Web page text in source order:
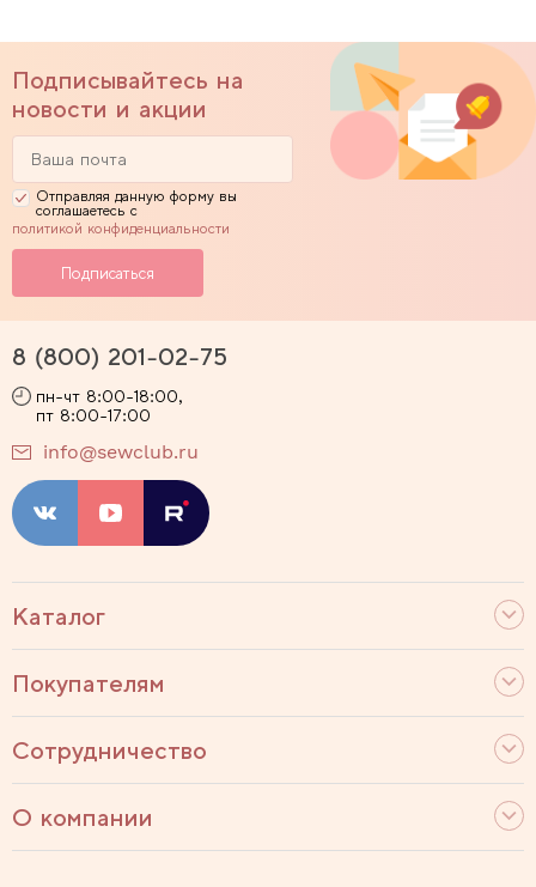
Подписывайтесь на
новости и акции
Отправляя данную форму вы
соглашаетесь с
политикой конфиденциальности
Каталог
Покупателям
Сотрудничество
О компании
8 (800) 201-02-75
пн-чт 8:00-18:00,
пт 8:00-17:00
info@sewclub.ru